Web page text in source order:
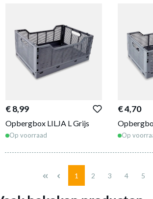
€ 8,99
Opbergbox LILJA L Grijs
Op voorraad
€ 4,70
Op
Pagina
1 Pagina
2 Pagina
3 Pagina
4 5